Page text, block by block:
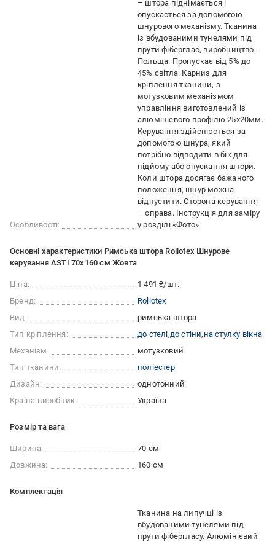
Особливості:
– штора піднімається і
опускається за допомогою
шнурового механізму. Тканина
із вбудованими тунелями під
прути фіберглас, виробництво -
Польща. Пропускає від 5% до
45% світла. Карниз для
кріплення тканини, з
мотузковим механізмом
управління виготовлений із
алюмінієвого профілю 25х20мм.
Керування здійснюється за
допомогою шнура, який
потрібно відводити в бік для
підйому або опускання штори.
Коли штора досягає бажаного
положення, шнур можна
відпустити. Сторона керування
– справа. Інструкція для заміру
у розділі «Фото»
Основні характеристики Римська штора Rollotex Шнурове
керування ASTI 70x160 см Жовта
Ціна:
1 491 ₴/шт.
Бренд:
Rollotex
Вид:
римська штора
Тип кріплення:
до стелі до стіни на стулку вікна
Механізм:
мотузковий
Тип тканини:
поліестер
Дизайн:
однотонний
Країна-виробник:
Україна
Розмір та вага
Ширина:
70 см
Довжина:
160 см
Комплектація
Тканина на липучці із
вбудованими тунелями під
прути фібергласу. Алюмінієвий